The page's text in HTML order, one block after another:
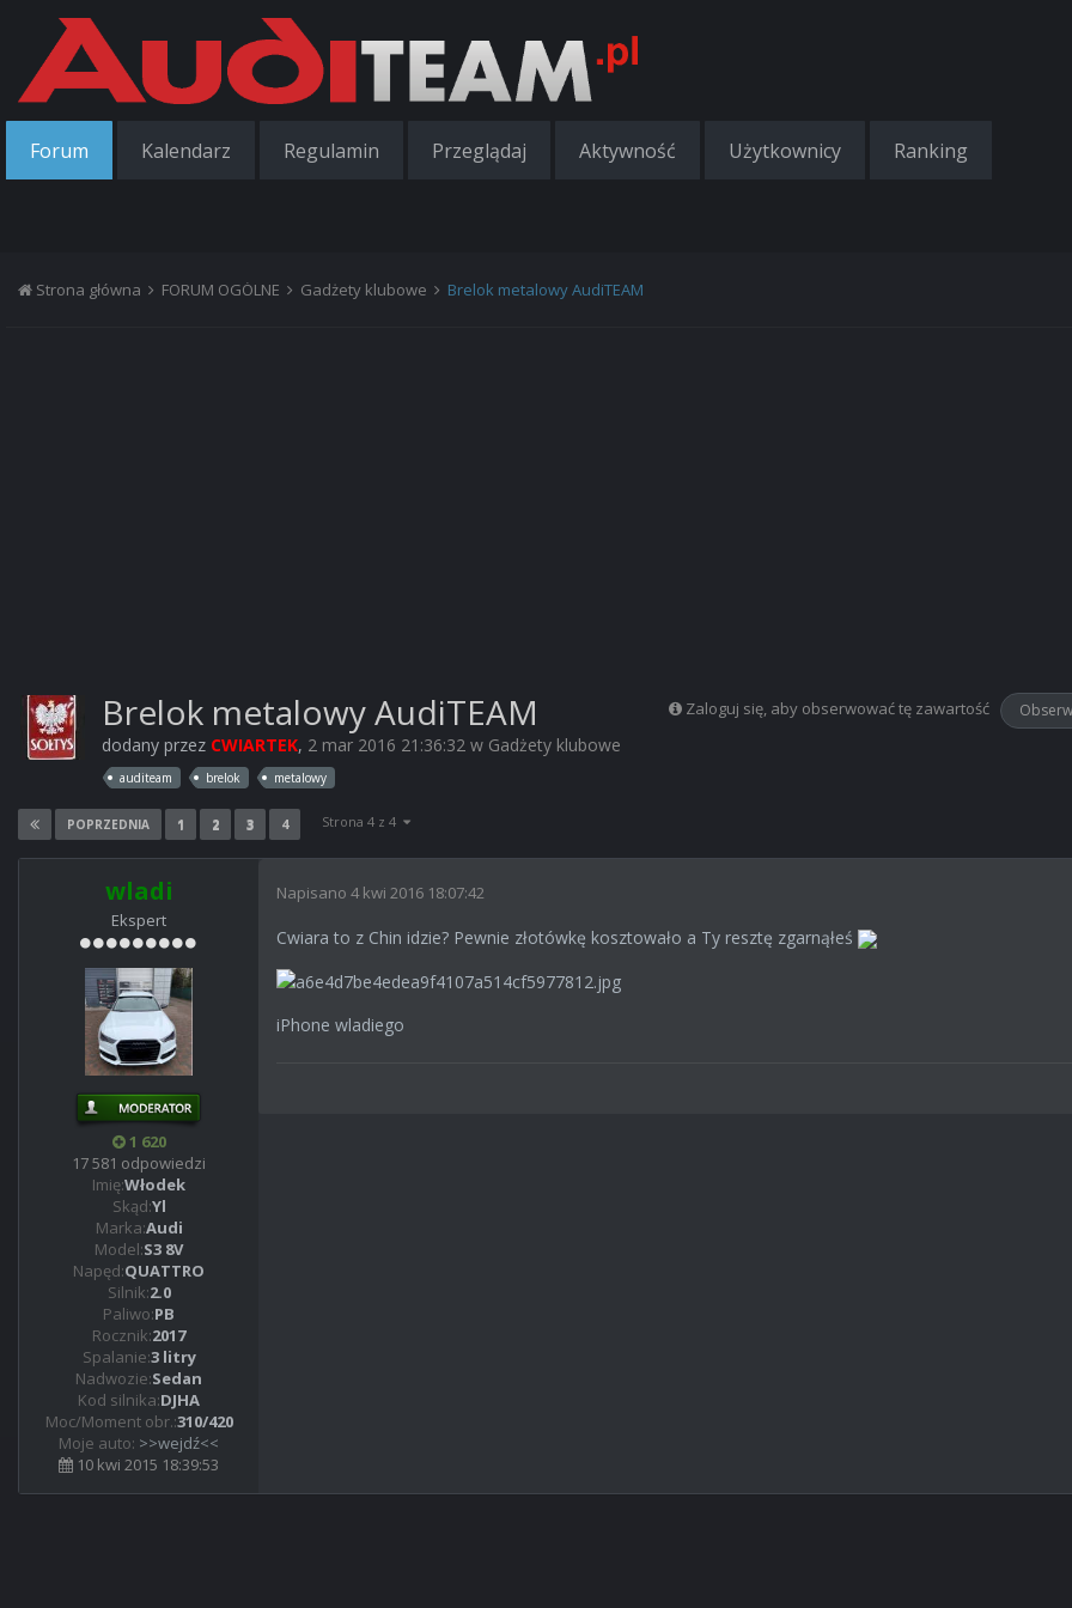
Forum Kalendarz Regulamin Przeglądaj Aktywność Użytkownicy Ranking
Strona główna FORUM OGÓLNE Gadżety klubowe Brelok metalowy AudiTEAM
Zaloguj się, aby obserwować tę zawartość
Brelok metalowy AudiTEAM
dodany przez CWIARTEK, 2 mar 2016 21:36:32 w Gadżety klubowe
auditeam brelok metalowy
POPRZEDNIA 1 2 3 4 Strona 4 z 4
wladi
Ekspert
1 620
17 581 odpowiedzi
Imię:Włodek
Skąd:Yl
Marka:Audi
Model:S3 8V
Napęd:QUATTRO
Silnik:2.0
Paliwo:PB
Rocznik:2017
Spalanie:3 litry
Nadwozie:Sedan
Kod silnika:DJHA
Moc/Moment obr.:310/420
Moje auto: >>wejdź<<
10 kwi 2015 18:39:53
Napisano 4 kwi 2016 18:07:42
Cwiara to z Chin idzie? Pewnie złotówkę kosztowało a Ty resztę zgarnąłeś
iPhone wladiego